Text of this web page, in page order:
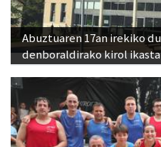
Abuztuaren 17an irekiko
denboraldirako kirol